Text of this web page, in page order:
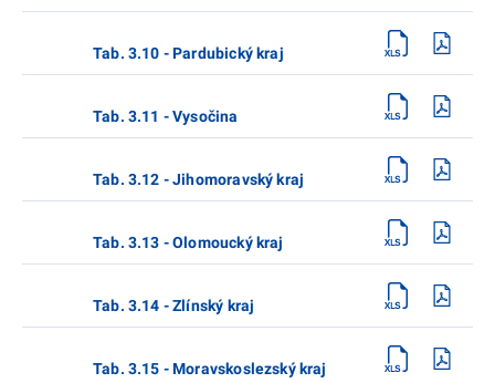
Tab. 3.10 - Pardubický kraj
Tab. 3.11 - Vysočina
Tab. 3.12 - Jihomoravský kraj
Tab. 3.13 - Olomoucký kraj
Tab. 3.14 - Zlínský kraj
Tab. 3.15 - Moravskoslezský kraj